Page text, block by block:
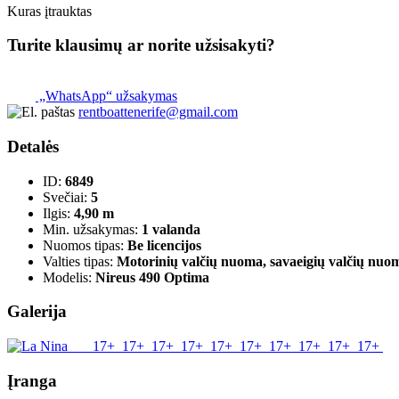
Kuras įtrauktas
Turite klausimų ar norite užsisakyti?
„WhatsApp“ užsakymas
rentboattenerife@gmail.com
Detalės
ID: 6849
Svečiai: 5
Ilgis: 4,90 m
Min. užsakymas: 1 valanda
Nuomos tipas: Be licencijos
Valties tipas: Motorinių valčių nuoma, savaeigių valčių
Modelis: Nireus 490 Optima
Galerija
17+ 17+ 17+ 17+ 17+ 17+ 17+ 17+ 17+ 17+
Įranga